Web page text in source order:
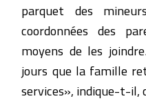
parquet des
coordonnées des
moyens de les
jours que la famille
services», indique-t-il,